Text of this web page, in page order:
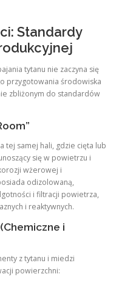
Standardy
tytanu nie zaczyna się
przygotowania środowiska
zbliżonym do standardów
tej samej hali, gdzie cięta lub
się w powietrzu i
wżerowej i
odizolowaną,
i filtracji powietrza,
i reaktywnych.
i
z tytanu i miedzi
powierzchni: